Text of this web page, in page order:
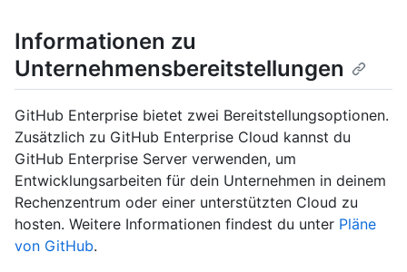
Informationen zu
Unternehmensbereitstellungen
GitHub Enterprise bietet zwei Bereitstellungsoptionen.
Zusätzlich zu GitHub Enterprise Cloud kannst du
GitHub Enterprise Server verwenden, um
Entwicklungsarbeiten für dein Unternehmen in deinem
Rechenzentrum oder einer unterstützten Cloud zu
hosten. Weitere Informationen findest du unter Pläne
von GitHub.